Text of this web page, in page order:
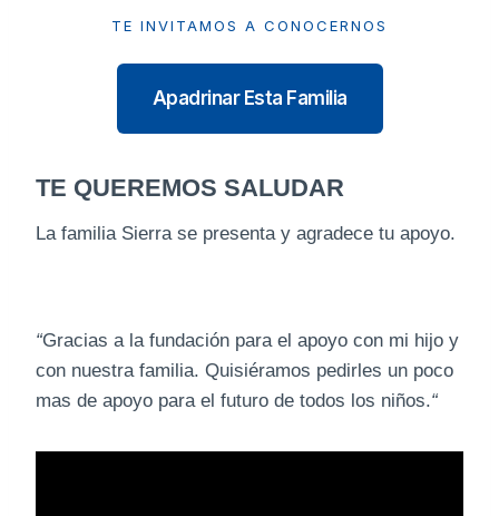
TE INVITAMOS A CONOCERNOS
Apadrinar Esta Familia
TE QUEREMOS SALUDAR
La familia Sierra se presenta y agradece tu apoyo.
“Gracias a la fundación para el apoyo con mi hijo y
con nuestra familia. Quisiéramos pedirles un poco
mas de apoyo para el futuro de todos los niños.“